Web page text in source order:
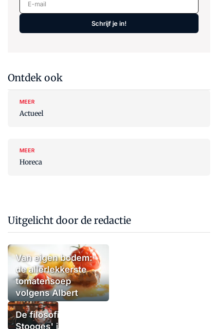
Schrijf je in!
Ontdek ook
MEER
Actueel
MEER
Horeca
Uitgelicht door de redactie
Van eigen bodem:
de allerlekkerste
tomatensoep
volgens Albert
Kooy
De filosofie van
Stooges' in